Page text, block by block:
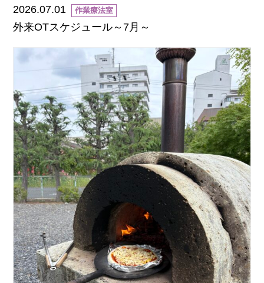
2026.07.01 作業療法室
外来OTスケジュール～7月～